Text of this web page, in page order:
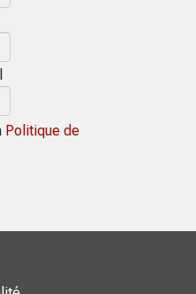
Politique de